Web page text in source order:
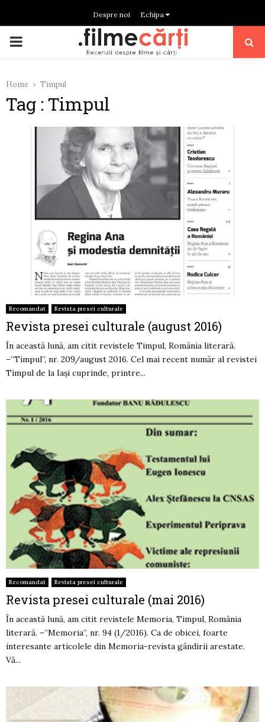
Despre noi Echipa
PRIMARY
Home Timpul
Tag : Timpul
Recomandat Revista presei culturale
Revista presei culturale (august 2016)
În această lună, am citit revistele Timpul, România literară.
–”Timpul”, nr. 209/august 2016. Cel mai recent număr al revistei
Timpul de la Iași cuprinde, printre...
Recomandat Revista presei culturale
Revista presei culturale (mai 2016)
În această lună, am citit revistele Memoria, Timpul, România
literară. –”Memoria”, nr. 94 (1/2016). Ca de obicei, foarte
interesante articolele din Memoria-revista gândirii arestate.
Vă...